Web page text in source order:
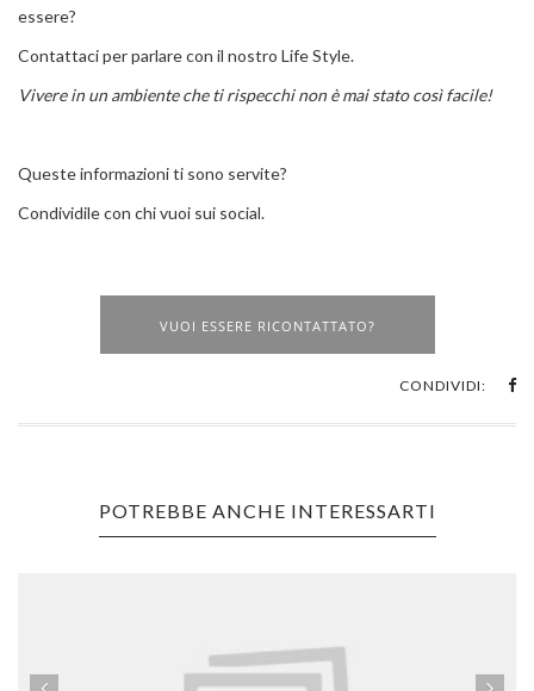
essere?
Contattaci per parlare con il nostro Life Style.
Vivere in un ambiente che ti rispecchi non è mai stato così facile!
Queste informazioni ti sono servite?
Condividile con chi vuoi sui social.
VUOI ESSERE RICONTATTATO?
CONDIVIDI:
POTREBBE ANCHE INTERESSARTI